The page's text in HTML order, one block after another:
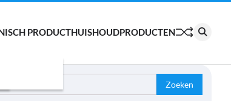
PRODUCTHUISHOUDPRODUCTEN